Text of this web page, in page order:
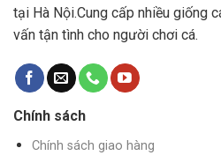
tại Hà Nội.Cung cấp nhiều giống
vấn tận tình cho người chơi cá.
Chính sách
Chính sách giao hàng